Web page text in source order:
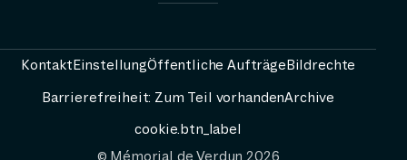
© Mémorial de Verdun 2026
KontaktEinstellungÖffentliche AufträgeBildrechte
Barrierefreiheit: Zum Teil vorhandenArchive
cookie.btn_label